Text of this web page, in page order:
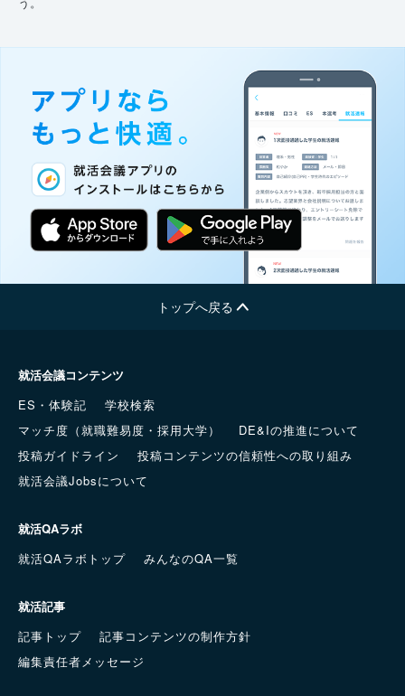
トップへ戻る
就活会議コンテンツ
ES・体験記
学校検索
マッチ度（就職難易度・採用大学）
DE&Iの推進について
投稿ガイドライン
投稿コンテンツの信頼性への取り組み
就活会議Jobsについて
就活QAラボ
就活QAラボトップ
みんなのQA一覧
就活記事
記事トップ
記事コンテンツの制作方針
編集責任者メッセージ